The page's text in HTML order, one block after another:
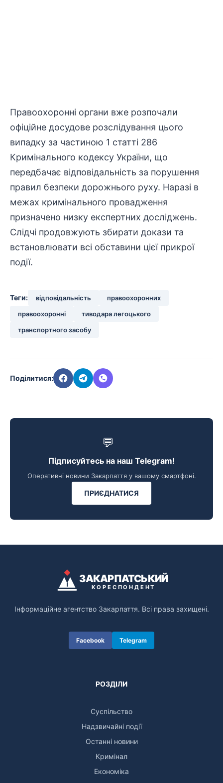
Правоохоронні органи вже розпочали
офіційне досудове розслідування цього
випадку за частиною 1 статті 286
Кримінального кодексу України, що
передбачає відповідальність за порушення
правил безпеки дорожнього руху. Наразі в
межах кримінального провадження
призначено низку експертних досліджень.
Слідчі продовжують збирати докази та
встановлювати всі обставини цієї прикрої
події.
Теги: відповідальність
правоохоронних
правоохоронні
тиводара легоцького
транспортного засобу
Поділитися:
💬
Підписуйтесь на наш Telegram!
Оперативні новини Закарпаття у вашому смартфоні.
ПРИЄДНАТИСЯ
ЗАКАРПАТСЬКИЙ
КОРЕСПОНДЕНТ
Інформаційне агентство Закарпаття. Всі права захищені.
Facebook Telegram
РОЗДІЛИ
Суспільство
Надзвичайні події
Останні новини
Кримінал
Економіка